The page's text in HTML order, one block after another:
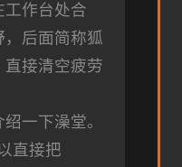
工作台处合
，后面简称狐
直接清空疲劳
一下澡堂。
直接把